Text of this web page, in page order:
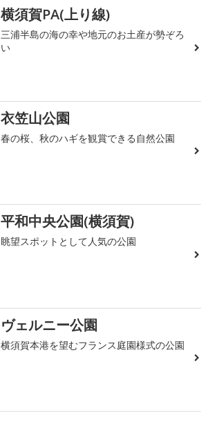
横須賀PA(上り線)
三浦半島の海の幸や地元のお土産が勢ぞろ
い
衣笠山公園
春の桜、秋のハギを観賞できる自然公園
平和中央公園(横須賀)
眺望スポットとして人気の公園
ヴェルニー公園
横須賀本港を望むフランス庭園様式の公園